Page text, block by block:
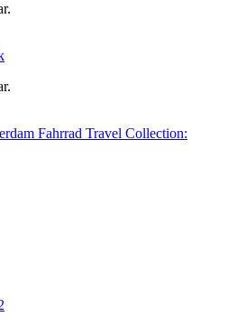
Travel Collection: